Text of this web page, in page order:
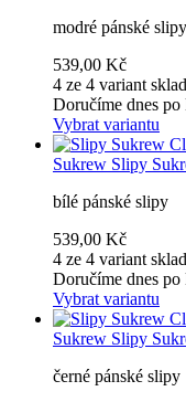
modré pánské slipy
539,00 Kč
4 ze 4 variant
Doručíme dnes po
Vybrat variantu
Sukrew Slipy
bílé pánské slipy
539,00 Kč
4 ze 4 variant
Doručíme dnes po
Vybrat variantu
Sukrew Slipy
černé pánské slipy